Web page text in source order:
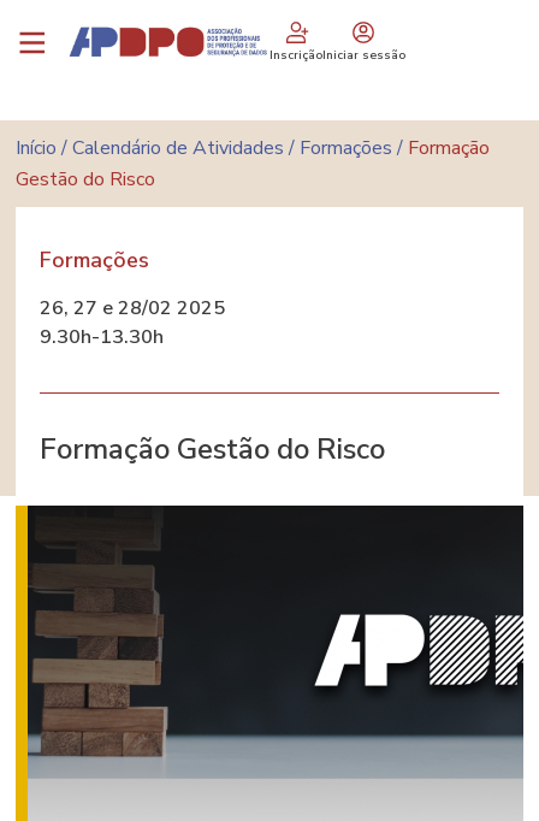
para
principal
Logo
InscriçãoIniciar sessão
Navegação
estrutural
Início Calendário de Atividades Formações
Formação
Gestão do Risco
Categoria
Formações
D
a
a
26, 27 e 28/02 2025
9.30h-13.30h
Formação Gestão do Risco